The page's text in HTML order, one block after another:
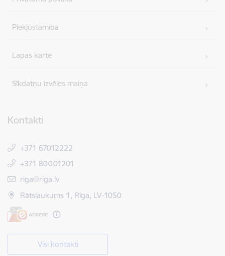
Piekļūstamība
Lapas karte
Sīkdatņu izvēles maiņa
Kontakti
+371 67012222
+371 80001201
E-pasts:
riga@riga.lv
Rātslaukums 1, Rīga, LV-1050
Visi kontakti